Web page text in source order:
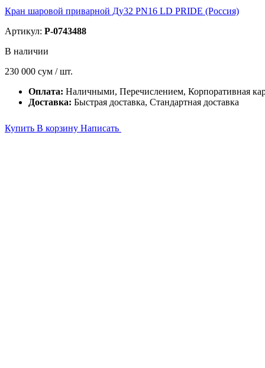
Кран шаровой приварной Ду32 PN16 LD PRIDE (Россия)
Артикул: P-0743488
В наличии
230 000 сум / шт.
Оплата: Наличными, Перечислением, Корпоративная
Доставка: Быстрая доставка, Стандартная доставка
Купить В корзину Написать